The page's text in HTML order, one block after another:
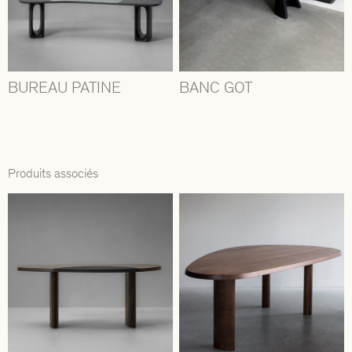
BUREAU PATINE BANC GOT
Produits associés